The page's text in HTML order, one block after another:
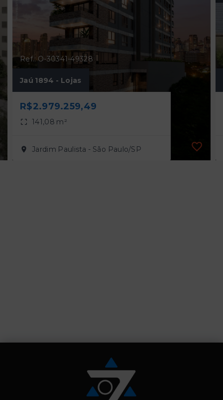
Ref.: O-30341-49328
Jaú 1894 - Lojas
R$2.979.259,49
141,08 m²
Jardim Paulista - São Paulo/SP